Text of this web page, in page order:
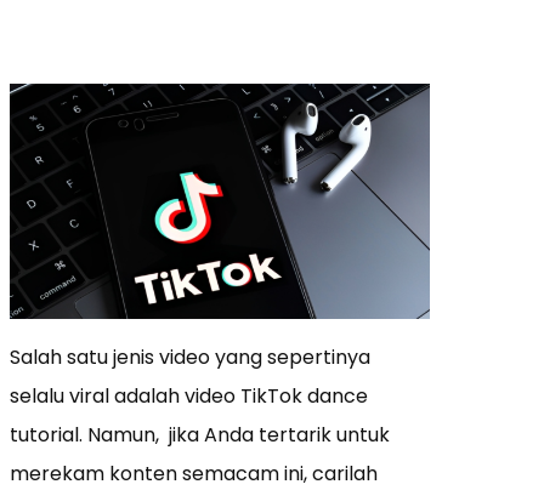
Salah satu jenis video yang sepertinya
selalu viral adalah video TikTok dance
tutorial. Namun, jika Anda tertarik untuk
merekam konten semacam ini, carilah